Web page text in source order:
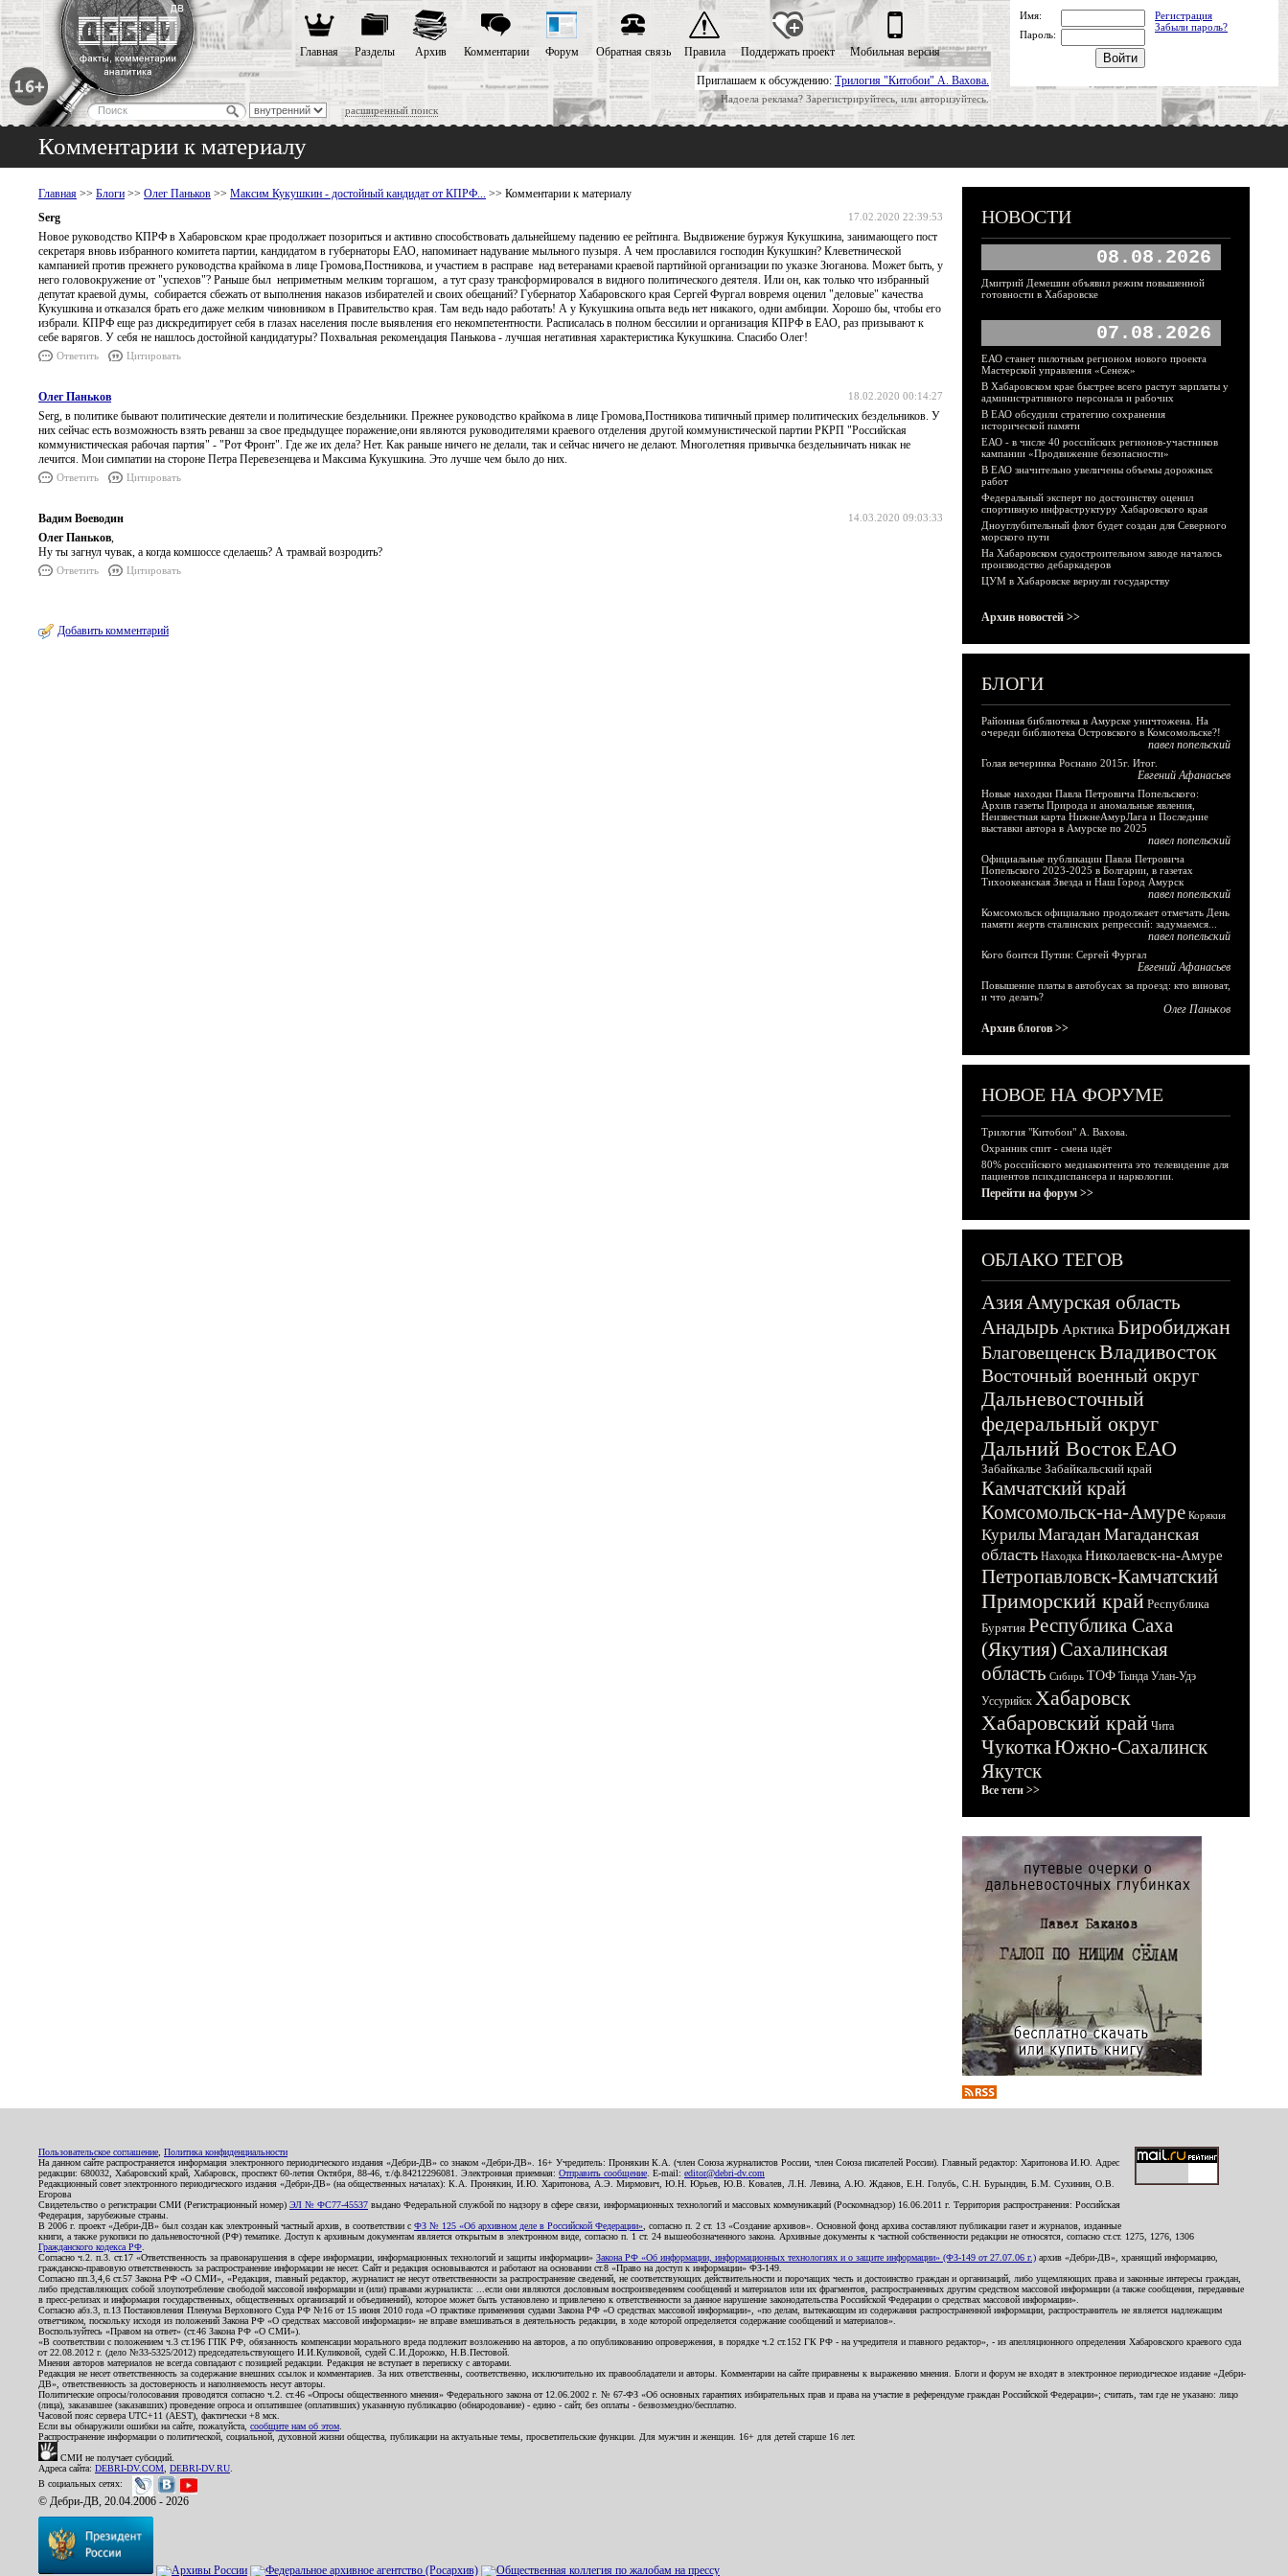
Приглашаем к обсуждению: Трилогия "Китобои" А. Вахова.
Надоела реклама? Зарегистрируйтесь, или авторизуйтесь.
расширенный поиск
Главная Разделы Архив Комментарии Форум Обратная связь Правила Поддержать проект Мобильная версия
Имя:
Регистрация
Забыли пароль?
Пароль:
Комментарии к материалу
Главная >> Блоги >> Олег Паньков >> Максим Кукушкин - достойный кандидат от КПРФ... >> Комментарии к материалу
17.02.2020 22:39:53
Serg
Новое руководство КПРФ в Хабаровском крае продолжает позориться и активно способствовать дальнейшему падению ее рейтинга. Выдвижение буржуя Кукушкина, занимающего пост
секретаря вновь избранного комитета партии, кандидатом в губернаторы ЕАО, напоминает надувание мыльного пузыря. А чем прославился господин Кукушкин? Клеветнической
кампанией против прежнего руководства крайкома в лице Громова,Постникова, и участием в расправе над ветеранами краевой партийной организации по указке Зюганова. Может быть, у
него головокружение от "успехов"? Раньше был неприметным мелким торгашом, а тут сразу трансформировался в видного политического деятеля. Или он, как только что избранный
депутат краевой думы, собирается сбежать от выполнения наказов избирателей и своих обещаний? Губернатор Хабаровского края Сергей Фургал вовремя оценил "деловые" качества
Кукушкина и отказался брать его даже мелким чиновником в Правительство края. Там ведь надо работать! А у Кукушкина опыта ведь нет никакого, одни амбиции. Хорошо бы, чтобы его
избрали. КПРФ еще раз дискредитирует себя в глазах населения после выявления его некомпетентности. Расписалась в полном бессилии и организация КПРФ в ЕАО, раз призывают к
себе варягов. У себя не нашлось достойной кандидатуры? Похвальная рекомендация Панькова - лучшая негативная характеристика Кукушкина. Спасибо Олег!
Ответить Цитировать
18.02.2020 00:14:27
Олег Паньков
Serg, в политике бывают политические деятели и политические бездельники. Прежнее руководство крайкома в лице Громова,Постникова типичный пример политических бездельников. У
них сейчас есть возможность взять реванш за свое предыдущее поражение,они являются руководителями краевого отделения другой коммунистической партии РКРП "Российская
коммунистическая рабочая партия" - "Рот Фронт". Где же их дела? Нет. Как раньше ничего не делали, так и сейчас ничего не делают. Многолетняя привычка бездельничать никак не
лечится. Мои симпатии на стороне Петра Перевезенцева и Максима Кукушкина. Это лучше чем было до них.
Ответить Цитировать
14.03.2020 09:03:33
Вадим Воеводин
Олег Паньков,
Ну ты загнул чувак, а когда комшоссе сделаешь? А трамвай возродить?
Ответить Цитировать
Добавить комментарий
НОВОСТИ
08.08.2026
Дмитрий Демешин объявил режим повышенной
готовности в Хабаровске
07.08.2026
ЕАО станет пилотным регионом нового проекта
Мастерской управления «Сенеж»
В Хабаровском крае быстрее всего растут зарплаты у
административного персонала и рабочих
В ЕАО обсудили стратегию сохранения
исторической памяти
ЕАО - в числе 40 российских регионов-участников
кампании «Продвижение безопасности»
В ЕАО значительно увеличены объемы дорожных
работ
Федеральный эксперт по достоинству оценил
спортивную инфраструктуру Хабаровского края
Дноуглубительный флот будет создан для Северного
морского пути
На Хабаровском судостроительном заводе началось
производство дебаркадеров
ЦУМ в Хабаровске вернули государству
Архив новостей >>
БЛОГИ
Районная библиотека в Амурске уничтожена. На
очереди библиотека Островского в Комсомольске?!
павел попельский
Голая вечеринка Роснано 2015г. Итог.
Евгений Афанасьев
Новые находки Павла Петровича Попельского:
Архив газеты Природа и аномальные явления,
Неизвестная карта НижнеАмурЛага и Последние
выставки автора в Амурске по 2025
павел попельский
Официальные публикации Павла Петровича
Попельского 2023-2025 в Болгарии, в газетах
Тихоокеанская Звезда и Наш Город Амурск
павел попельский
Комсомольск официально продолжает отмечать День
памяти жертв сталинских репрессий: задумаемся...
павел попельский
Кого боится Путин: Сергей Фургал
Евгений Афанасьев
Повышение платы в автобусах за проезд: кто виноват,
и что делать?
Олег Паньков
Архив блогов >>
НОВОЕ НА ФОРУМЕ
Трилогия "Китобои" А. Вахова.
Охранник спит - смена идёт
80% российского медиаконтента это телевидение для
пациентов психдиспансера и наркологии.
Перейти на форум >>
ОБЛАКО ТЕГОВ
АзияАмурская область
Анадырь Арктика Биробиджан
БлаговещенскВладивосток
Восточный военный округ
Дальневосточный
федеральный округ
Дальний ВостокЕАО
Забайкалье Забайкальский край
Камчатский край
Комсомольск-на-Амуре Корякия
КурилыМагадан Магаданская
область Находка Николаевск-на-Амуре
Петропавловск-Камчатский
Приморский край Республика
Бурятия Республика Саха
(Якутия)Сахалинская
область Сибирь ТОФ Тында Улан-Удэ
Уссурийск Хабаровск
Хабаровский край Чита
ЧукоткаЮжно-Сахалинск
Якутск
Все теги >>
Пользовательское соглашение Политика конфиденциальности
На данном сайте распространяется информация электронного периодического издания «Дебри-ДВ» со знаком «Дебри-ДВ». 16+ Учредитель: Пронякин К.А. (член Союза журналистов России, член Союза писателей России). Главный редактор: Харитонова И.Ю. Адрес
редакции: 680032, Хабаровский край, Хабаровск, проспект 60-летия Октября, 88-46, т./ф.84212296081. Электронная приемная: Отправить сообщение . E-mail: editor@debri-dv.com
Редакционный совет электронного периодического издания «Дебри-ДВ» (на общественных началах): К.А. Пронякин, И.Ю. Харитонова, А.Э. Мирмович, Ю.Н. Юрьев, Ю.В. Ковалев, Л.Н. Левина, А.Ю. Жданов, Е.Н. Голубь, С.Н. Бурындин, Б.М. Сухинин, О.В.
Егорова
Свидетельство о регистрации СМИ (Регистрационный номер) ЭЛ № ФС77-45537 выдано Федеральной службой по надзору в сфере связи, информационных технологий и массовых коммуникаций (Роскомнадзор) 16.06.2011 г. Территория распространения: Российская
Федерация, зарубежные страны.
В 2006 г. проект «Дебри-ДВ» был создан как электронный частный архив, в соответствии с ФЗ № 125 «Об архивном деле в Российской Федерации» , согласно п. 2 ст. 13 «Создание архивов». Основной фонд архива составляют публикации газет и журналов, изданные
книги, а также рукописи по дальневосточной (РФ) тематике. Доступ к архивным документам является открытым в электронном виде, согласно п. 1 ст. 24 вышеобозначенного закона. Архивные документы к частной собственности редакции не относятся, согласно ст.ст. 1275, 1276, 1306
Гражданского кодекса РФ
Согласно ч.2. п.3. ст.17 «Ответственность за правонарушения в сфере информации, информационных технологий и защиты информации» Закона РФ «Об информации, информационных технологиях и о защите информации» (ФЗ-149 от 27.07.06 г.) архив «Дебри-ДВ», хранящий информацию,
гражданско-правовую ответственность за распространение информации не несет. Сайт и редакция основываются и работают на основании ст.8 «Право на доступ к информации» ФЗ-149.
Согласно пп.3,4,6 ст.57 Закона РФ «О СМИ», «Редакция, главный редактор, журналист не несут ответственности за распространение сведений, не соответствующих действительности и порочащих честь и достоинство граждан и организаций, либо ущемляющих права и законные интересы граждан,
либо представляющих собой злоупотребление свободой массовой информации и (или) правами журналиста: ...если они являются дословным воспроизведением сообщений и материалов или их фрагментов, распространенных другим средством массовой информации (а также сообщения, переданные
в пресс-релизах и информация государственных, общественных организаций и объединений), которое может быть установлено и привлечено к ответственности за данное нарушение законодательства Российской Федерации о средствах массовой информации».
Согласно абз.3, п.13 Постановления Пленума Верховного Суда РФ №16 от 15 июня 2010 года «О практике применения судами Закона РФ «О средствах массовой информации», «по делам, вытекающим из содержания распространенной информации, распространитель не является надлежащим
ответчиком, поскольку исходя из положений Закона РФ «О средствах массовой информации» не вправе вмешиваться в деятельность редакции, в ходе которой определяется содержание сообщений и материалов».
Воспользуйтесь «Правом на ответ» (ст.46 Закона РФ «О СМИ»).
«В соответствии с положением ч.3 ст.196 ГПК РФ, обязанность компенсации морального вреда подлежит возложению на авторов, а по опубликованию опровержения, в порядке ч.2 ст.152 ГК РФ - на учредителя и главного редактор», - из апелляционного определения Хабаровского краевого суда
от 22.08.2012 г. (дело №33-5325/2012) председательствующего И.И.Куликовой, судей С.И.Дорожко, Н.В.Пестовой.
Мнения авторов материалов не всегда совпадают с позицией редакции. Редакция не вступает в переписку с авторами.
Редакция не несет ответственность за содержание внешних ссылок и комментариев. За них ответственны, соответственно, исключительно их правообладатели и авторы. Комментарии на сайте приравнены к выражению мнения. Блоги и форум не входят в электронное периодическое издание «Дебри-
ДВ», ответственность за достоверность и наполняемость несут авторы.
Политические опросы/голосования проводятся согласно ч.2. ст.46 «Опросы общественного мнения» Федерального закона от 12.06.2002 г. № 67-ФЗ «Об основных гарантиях избирательных прав и права на участие в референдуме граждан Российской Федерации»; считать, там где не указано: лицо
(лица), заказавшее (заказавших) проведение опроса и оплатившее (оплативших) указанную публикацию (обнародование) - едино - сайт, без оплаты - безвозмездно/бесплатно.
Часовой пояс сервера UTC+11 (AEST), фактически +8 мск.
Если вы обнаружили ошибки на сайте, пожалуйста, сообщите нам об этом
Распространение информации о политической, социальной, духовной жизни общества, публикации на актуальные темы, просветительские функции. Для мужчин и женщин. 16+ для детей старше 16 лет.
СМИ не получает субсидий.
Адреса сайта: DEBRI-DV.COM DEBRI-DV.RU
В социальных сетях:
© Дебри-ДВ, 20.04.2006 - 2026